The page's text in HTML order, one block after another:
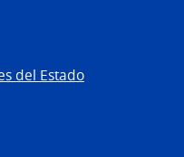
del Estado